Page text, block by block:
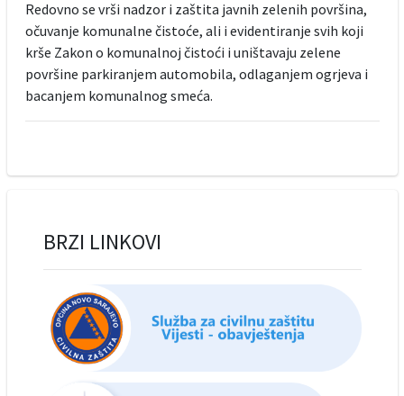
Redovno se vrši nadzor i zaštita javnih zelenih površina,
očuvanje komunalne čistoće, ali i evidentiranje svih koji
krše Zakon o komunalnoj čistoći i uništavaju zelene
površine parkiranjem automobila, odlaganjem ogrjeva i
bacanjem komunalnog smeća.
BRZI LINKOVI